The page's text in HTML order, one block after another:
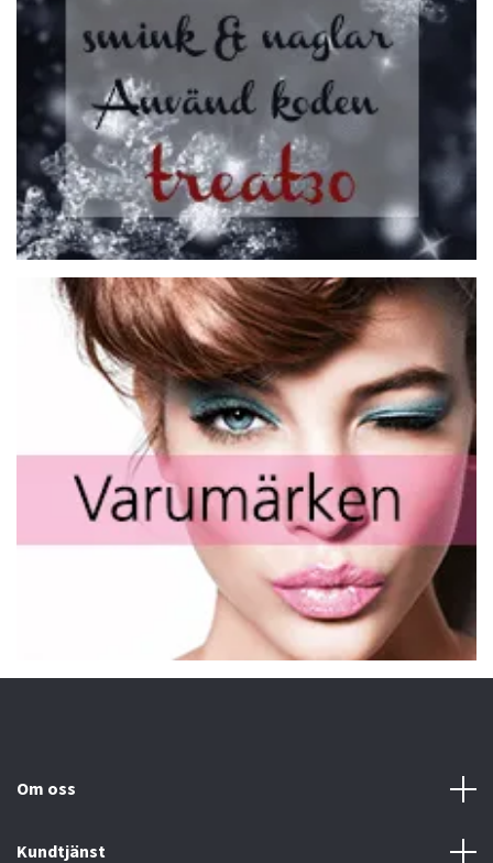
Om oss
Kundtjänst